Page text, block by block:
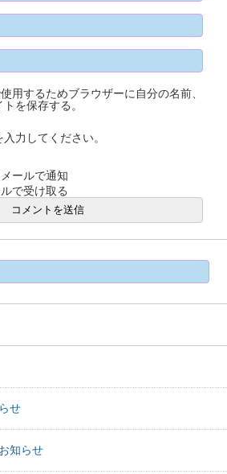
用するためブラウザーに自分の名前、
を保存する。
力してください。
ールで通知
で受け取る
せ
知らせ